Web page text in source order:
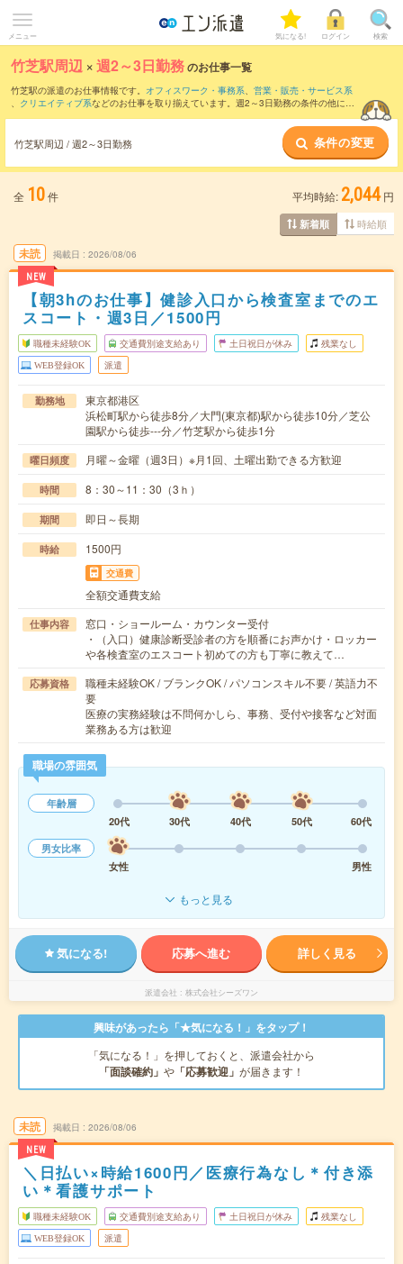
メニュー 気になる! ログイン 検索
竹芝駅周辺 ×週2～3日勤務のお仕事一覧
竹芝駅の派遣のお仕事情報です。 オフィスワーク・事務系、 営業・販売・サービス系
、 クリエイティブ系などのお仕事を取り揃えています。週2～3日勤務の条件の他に、
竹芝駅周辺 / 週2～3日勤務 条件の変更
全 10件 平均時給: 2,044 円
新着順 時給順
未読
NEW
掲載日 2026/08/06
【朝3hのお仕事】健診入口から検査室までのエ
スコート・週3日／1500円
職種未経験OK 交通費別途支給あり 土日祝日が休み 残業なし
WEB登録OK 派遣
勤務地
東京都港区
浜松町駅から徒歩8分／大門(東京都)駅から徒歩10分／芝公
園駅から徒歩---分／竹芝駅から徒歩1分
曜日頻度 月曜～金曜（週3日）※月1回、土曜出勤できる方歓迎
時間 8：30～11：30（3ｈ）
期間 即日～長期
時給 1500円
交通費
全額交通費支給
仕事内容
窓口・ショールーム・カウンター受付
・（入口）健康診断受診者の方を順番にお声かけ・ロッカー
や各検査室のエスコート初めての方も丁寧に教えて…
応募資格
職種未経験OK / ブランクOK / パソコンスキル不要 / 英語力不
要
医療の実務経験は不問何かしら、事務、受付や接客など対面
業務ある方は歓迎
職場の雰囲気
年齢層
20代
30代 40代 50代
60代
男女比率
女性
男性
もっと見る
気になる! 応募へ進む 詳しく見る
派遣会社 株式会社シーズワン
興味があったら「★気になる！」をタップ！
「気になる！」を押しておくと、派遣会社から
「面談確約」 や 「応募歓迎」 が届きます！
未読
NEW
掲載日 2026/08/06
＼日払い×時給1600円／医療行為なし＊付き添
い＊看護サポート
職種未経験OK 交通費別途支給あり 土日祝日が休み 残業なし
WEB登録OK 派遣